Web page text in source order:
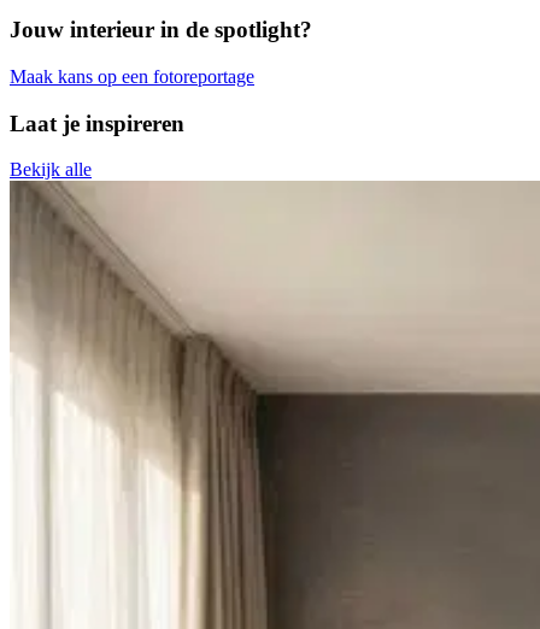
Jouw interieur in de spotlight?
Maak kans op een fotoreportage
Laat je inspireren
Bekijk alle